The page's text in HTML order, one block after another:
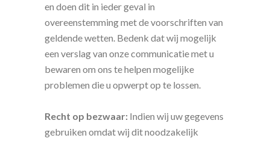
en doen dit in ieder geval in
overeenstemming met de voorschriften van
geldende wetten. Bedenk dat wij mogelijk
een verslag van onze communicatie met u
bewaren om ons te helpen mogelijke
problemen die u opwerpt op te lossen.
Recht op bezwaar: Indien wij uw gegevens
gebruiken omdat wij dit noodzakelijk